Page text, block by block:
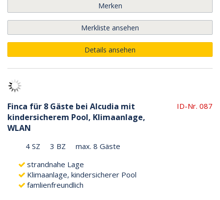
Merken
Merkliste ansehen
Details ansehen
Finca für 8 Gäste bei Alcudia mit
kindersicherem Pool, Klimaanlage,
WLAN
ID-Nr. 087
4 SZ 3 BZ
max. 8 Gäste
strandnahe Lage
Klimaanlage, kindersicherer Pool
famlienfreundlich